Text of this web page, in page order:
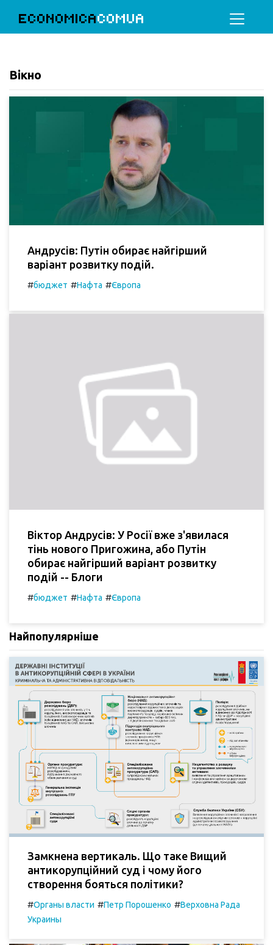
ECONOMICACOMUA
Вікно
Андрусів: Путін обирає найгірший
варіант розвитку подій.
#бюджет #Нафта #Європа
Віктор Андрусів: У Росії вже з'явилася
тінь нового Пригожина, або Путін
обирає найгірший варіант розвитку
подій -- Блоги
#бюджет #Нафта #Європа
Найпопулярніше
Замкнена вертикаль. Що таке Вищий
антикорупційний суд і чому його
створення бояться політики?
#Органы власти #Петр Порошенко #Верховна Рада
Украины